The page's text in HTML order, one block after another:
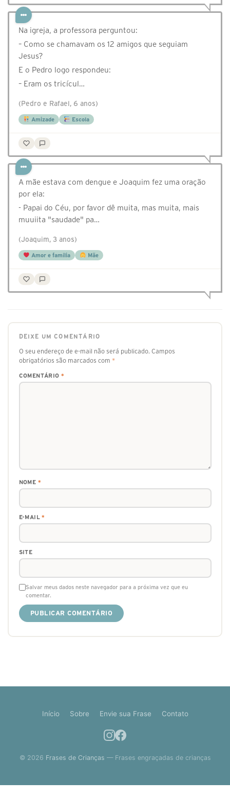
Na igreja, a professora perguntou:
– Como se chamavam os 12 amigos que seguiam
Jesus?
E o Pedro logo respondeu:
– Eram os tricícul…
(Pedro e Rafael, 6 anos)
Amizade Escola
A mãe estava com dengue e Joaquim fez uma oração
por ela:
- Papai do Céu, por favor dê muita, mas muita, mais
muuiita "saudade" pa…
(Joaquim, 3 anos)
Amor e família Mãe
DEIXE UM COMENTÁRIO
O seu endereço de e-mail não será publicado. Campos
obrigatórios são marcados com *
COMENTÁRIO *
NOME *
E-MAIL*
SITE
Salvar meus dados neste navegador para a próxima vez que eu
comentar.
Início Sobre Envie sua Frase Contato
© 2026 Frases de Crianças — Frases engraçadas de crianças